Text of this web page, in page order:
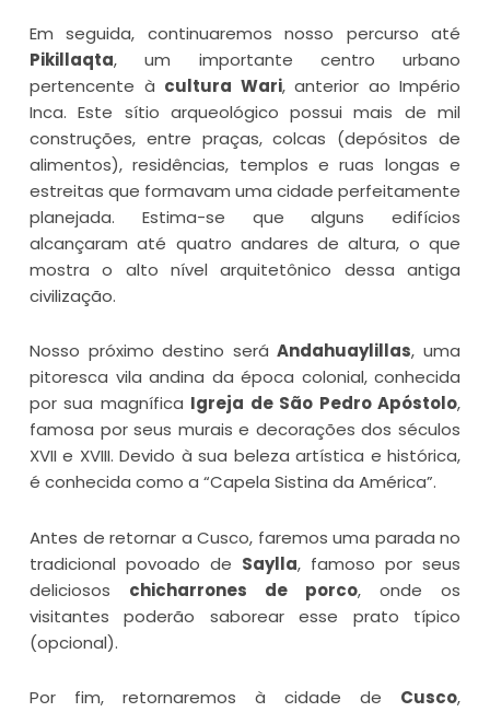
Em seguida, continuaremos nosso percurso até
Pikillaqta, um importante centro urbano
pertencente à cultura Wari, anterior ao Império
Inca. Este sítio arqueológico possui mais de mil
construções, entre praças, colcas (depósitos de
alimentos), residências, templos e ruas longas e
estreitas que formavam uma cidade perfeitamente
planejada. Estima-se que alguns edifícios
alcançaram até quatro andares de altura, o que
mostra o alto nível arquitetônico dessa antiga
civilização.
Nosso próximo destino seráAndahuaylillas, uma
pitoresca vila andina da época colonial, conhecida
por sua magnífica Igreja de São Pedro Apóstolo,
famosa por seus murais e decorações dos séculos
XVII e XVIII. Devido à sua beleza artística e histórica,
é conhecida como a “Capela Sistina da América”.
Antes de retornar a Cusco, faremos uma parada no
tradicional povoado de Saylla, famoso por seus
deliciosos chicharrones de porco, onde os
visitantes poderão saborear esse prato típico
(opcional).
Por fim, retornaremos à cidade de Cusco,